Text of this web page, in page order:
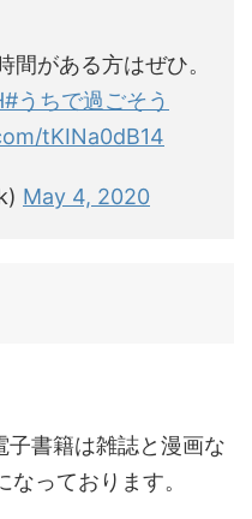
がある方はぜひ。
#うちで過ごそう
tKINa0dB14
May 4, 2020
子書籍は雑誌と漫画な
っております。